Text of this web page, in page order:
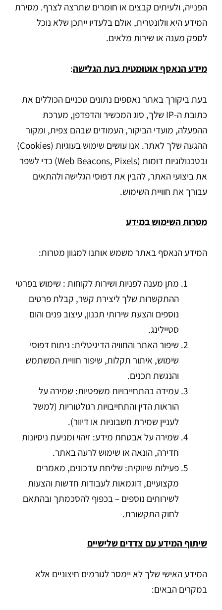
הפנייה, ולעיתים קבצים או חומרים שתרצה לצרף. מסירת
המידע היא וולונטרית, אולם בלעדיו ייתכן שלא נוכל
לספק מענה או שירות מלאים.
מידע הנאסף אוטומטית בעת הגלישה:
בעת ביקורך באתר נאספים נתונים טכניים הכוללים את
כתובת ה-IP שלך, סוג המכשיר והדפדפן, מערכת
ההפעלה, מועדי הביקור, העמודים שבהם צפית, ומקור
ההגעה שלך לאתר. אנו עושים שימוש בעוגיות (Cookies)
ובטכנולוגיות דומות (Web Beacons, Pixels) כדי לשפר
את ביצועי האתר, להבין את דפוסי הגלישה ולהתאים
עבורך את חוויית השימוש.
מטרות השימוש במידע
המידע הנאסף באתר משמש אותנו למגוון מטרות:
מתן מענה לפניות ושירות לקוחות : שימוש בפרטי
ההתקשרות שלך ליצירת קשר, קבלת פרטים
נוספים והצעת שירותי תכנון, עיצוב פנים והום
סטיילינג.
שיפור האתר והחוויה הדיגיטלית: ניתוח דפוסי
שימוש, איתור תקלות, שיפור חוויית המשתמש
והנגשת תכנים.
עמידה בהתחייבויות משפטיות: שמירה על
הוראות הדין והתחייבויות רגולטוריות (למשל
לעניין שמירת חשבוניות או דיוור).
שמירה על אבטחת מידע: זיהוי ומניעת ניסיונות
חדירה, הונאה או שימוש לרעה באתר.
פעילות שיווקית: שליחת עדכונים, מאמרים
מקצועיים, דוגמאות לעבודות חדשות והצעות
לשירותים נוספים – בכפוף להסכמתך ובהתאם
לחוק התקשורת.
שיתוף המידע עם צדדים שלישיים
המידע האישי שלך לא יימסר לגורמים חיצוניים אלא
במקרים הבאים: